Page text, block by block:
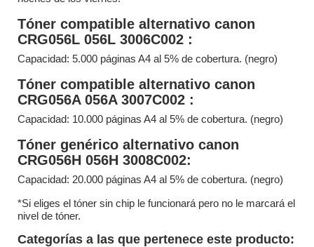
Tóner compatible alternativo canon
CRG056L 056L 3006C002 :
Capacidad: 5.000 páginas A4 al 5% de cobertura. (negro)
Tóner compatible alternativo canon
CRG056A 056A 3007C002 :
Capacidad: 10.000 páginas A4 al 5% de cobertura. (negro)
Tóner genérico alternativo canon
CRG056H 056H 3008C002:
Capacidad: 20.000 páginas A4 al 5% de cobertura. (negro)
*Si eliges el tóner sin chip le funcionará pero no le marcará el
nivel de tóner.
Categorías a las que pertenece este producto: